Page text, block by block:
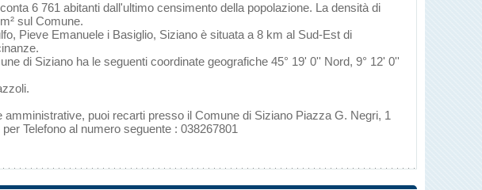
6 761 abitanti dall'ultimo censimento della popolazione. La densità di
sul Comune.
, Pieve Emanuele i Basiglio, Siziano è situata a 8 km al Sud-Est di
di Siziano ha le seguenti coordinate geografiche 45° 19' 0'' Nord, 9° 12' 0''
amministrative, puoi recarti presso il Comune di Siziano Piazza G. Negri, 1
Telefono al numero seguente : 038267801